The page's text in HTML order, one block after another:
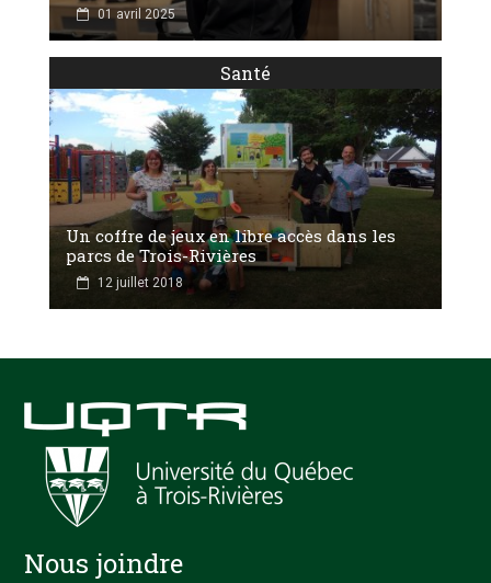
01 avril 2025
Santé
Un coffre de jeux en libre accès dans les
parcs de Trois-Rivières
12 juillet 2018
Nous joindre